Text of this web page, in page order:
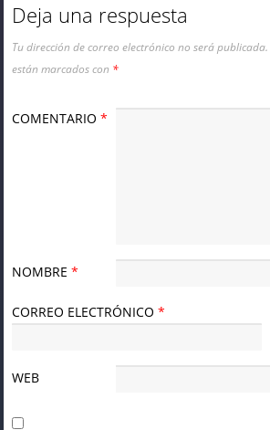
Deja una respuesta
Tu dirección de correo electrónico no será publicada.
están marcados con *
COMENTARIO*
NOMBRE*
CORREO ELECTRÓNICO*
WEB